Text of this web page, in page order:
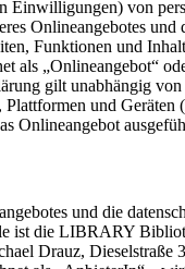
Einwilligungen) von
Onlineangebotes und
Funktionen und
als „Onlineangebot“
gilt unabhängig
Plattformen und Geräten
Onlineangebot
und die
ist die LIBRARY
Drauz, Dieselstraße